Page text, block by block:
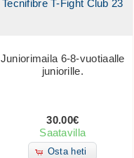
Tecnifibre T-Fight Club 23
Juniorimaila 6-8-vuotiaalle
juniorille.
30.00€
Saatavilla
Osta heti